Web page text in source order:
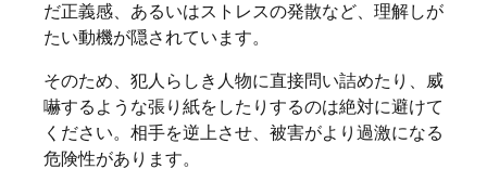
だ正義感、あるいはストレスの発散など、理解しが
たい動機が隠されています。
そのため、犯人らしき人物に直接問い詰めたり、威
嚇するような張り紙をしたりするのは絶対に避けて
ください。相手を逆上させ、被害がより過激になる
危険性があります。